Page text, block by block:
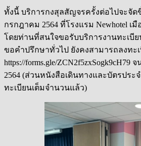
ทั้งนี้ บริการกงสุลสัญจรครั้งต่อไปจะจัด
กรกฎาคม 2564 ที่โรงแรม Newhotel เมื
โดยท่านที่สนใจขอรับบริการงานทะเบี
ขอคำปรึกษาทั่วไป ยังคงสามารถลงทะ
https://forms.gle/
2564 (ส่วนหนังสือเดินทางและบัตรประ
ทะเบียนเต็มจำนวนแล้ว)